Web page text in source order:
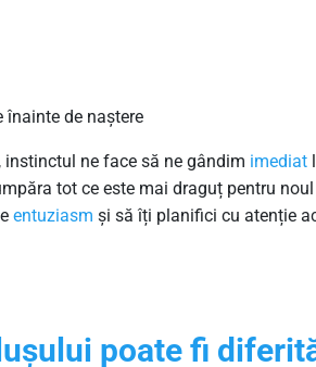
înainte de naștere
ne face să ne gândim imediat
tot ce este mai draguț pentru
entuziasm și să îți planifici cu atenție
poate fi